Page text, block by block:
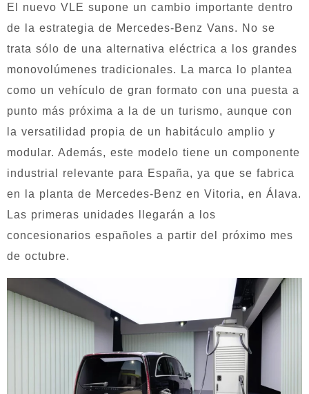
El nuevo VLE supone un cambio importante dentro
de la estrategia de Mercedes-Benz Vans. No se
trata sólo de una alternativa eléctrica a los grandes
monovolúmenes tradicionales. La marca lo plantea
como un vehículo de gran formato con una puesta a
punto más próxima a la de un turismo, aunque con
la versatilidad propia de un habitáculo amplio y
modular. Además, este modelo tiene un componente
industrial relevante para España, ya que se fabrica
en la planta de Mercedes-Benz en Vitoria, en Álava.
Las primeras unidades llegarán a los
concesionarios españoles a partir del próximo mes
de octubre.